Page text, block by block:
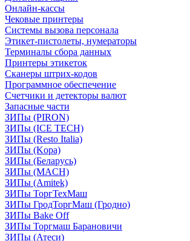
Онлайн-кассы
Чековые принтеры
Системы вызова персонала
Этикет-пистолеты, нумераторы
Терминалы сбора данных
Принтеры этикеток
Сканеры штрих-кодов
Программное обеспечение
Счетчики и детекторы валют
Запасные части
ЗИПы (PIRON)
ЗИПы (ICE TECH)
ЗИПы (Resto Italia)
ЗИПы (Kopa)
ЗИПы (Беларусь)
ЗИПы (MACH)
ЗИПы (Amitek)
ЗИПы ТоргТехМаш
ЗИПы ГродТоргМаш (Гродно)
ЗИПы Bake Off
ЗИПы Торгмаш Барановичи
ЗИПы (Атеси)